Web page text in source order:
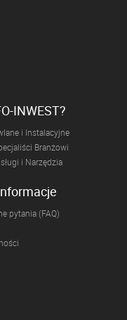
INWEST?
i Instalacyjne
Branżowi
i Narzędzia
pytania (FAQ)